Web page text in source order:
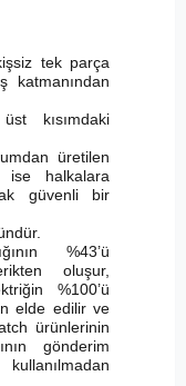
tek parça
katmanından
kısımdaki
üretilen
halkalara
güvenli bir
%43’ü
oluşur,
%100’ü
elde edilir ve
ürünlerinin
gönderim